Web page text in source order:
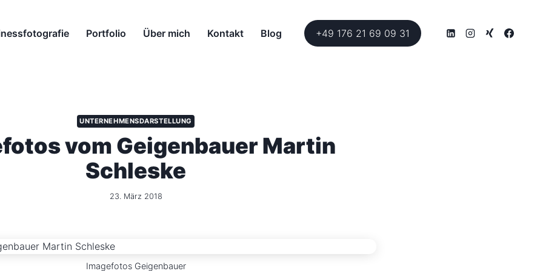
Portfolio Über mich Kontakt Blog +49 176 21 69 09 31
UNTERNEHMENSDARSTELLUNG
vom Geigenbauer Martin
Schleske
23. März 2018
Imagefotos Geigenbauer